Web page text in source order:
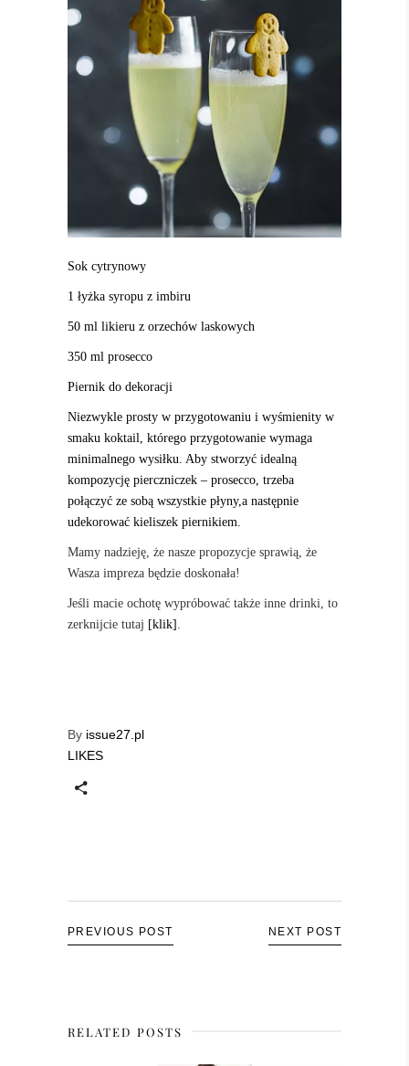
Sok cytrynowy
1 łyżka syropu z imbiru
50 ml likieru z orzechów laskowych
350 ml prosecco
Piernik do dekoracji
Niezwykle prosty w przygotowaniu i wyśmienity w
smaku koktail, którego przygotowanie wymaga
minimalnego wysiłku. Aby stworzyć idealną
kompozycję pierczniczek – prosecco, trzeba
połączyć ze sobą wszystkie płyny,a następnie
udekorować kieliszek piernikiem.
Mamy nadzieję, że nasze propozycje sprawią, że
Wasza impreza będzie doskonała!
Jeśli macie ochotę wypróbować także inne drinki, to
zerknijcie tutaj [klik]
By issue27.pl
LIKES
PREVIOUS POST NEXT POST
RELATED POSTS